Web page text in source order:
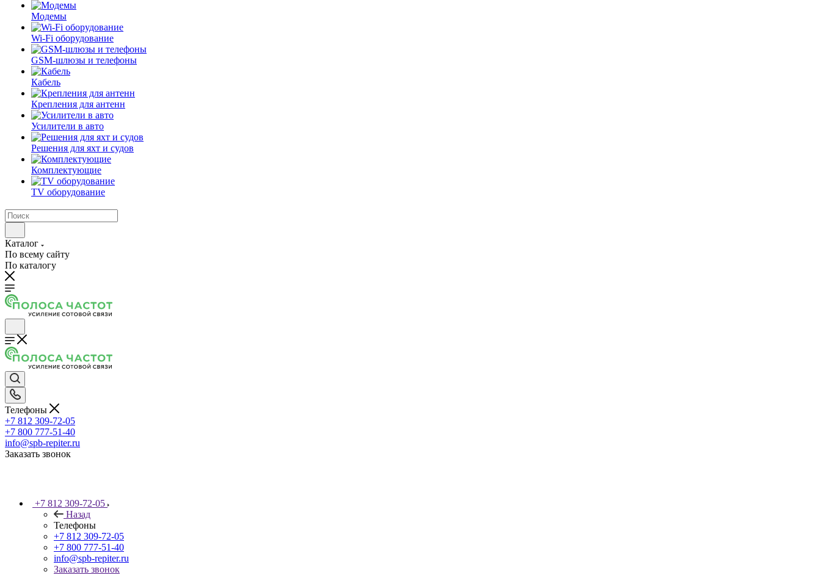
Модемы
Wi-Fi оборудование
GSM-шлюзы и телефоны
Кабель
Крепления для антенн
Усилители в авто
Решения для яхт и судов
Комплектующие
TV оборудование
Каталог
По всему сайту
По каталогу
Телефоны
+7 812 309-72-05
+7 800 777-51-40
info@spb-repiter.ru
Заказать звонок
+7 812 309-72-05
Назад
Телефоны
+7 812 309-72-05
+7 800 777-51-40
info@spb-repiter.ru
Заказать звонок